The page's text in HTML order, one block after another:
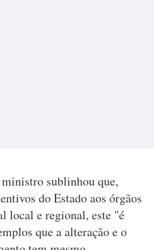
sublinhou que,
do Estado aos órgãos
local e regional, este "é
que a alteração e o